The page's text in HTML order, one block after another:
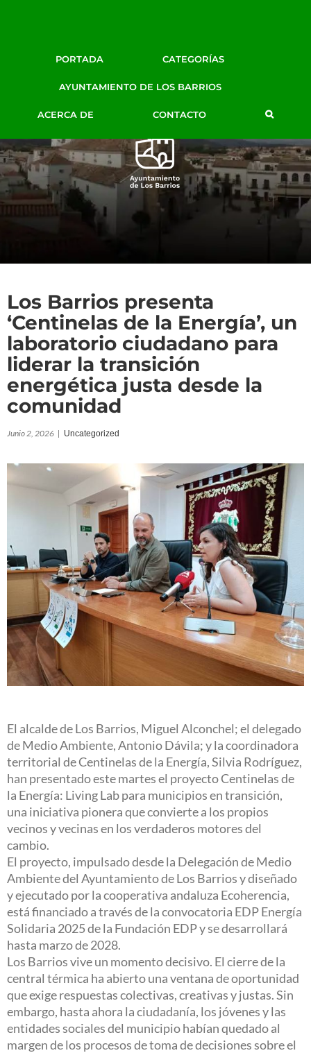
BLOG DE PRENSA
AYTO. LOS BARRIOS
PORTADA CATEGORÍAS
AYUNTAMIENTO DE LOS BARRIOS
ACERCA DE CONTACTO
Los Barrios presenta
‘Centinelas de la Energía’, un
laboratorio ciudadano para
liderar la transición
energética justa desde la
comunidad
Junio 2, 2026 | Uncategorized
El alcalde de Los Barrios, Miguel Alconchel; el delegado
de Medio Ambiente, Antonio Dávila; y la coordinadora
territorial de Centinelas de la Energía, Silvia Rodríguez,
han presentado este martes el proyecto Centinelas de
la Energía: Living Lab para municipios en transición,
una iniciativa pionera que convierte a los propios
vecinos y vecinas en los verdaderos motores del
cambio.
El proyecto, impulsado desde la Delegación de Medio
Ambiente del Ayuntamiento de Los Barrios y diseñado
y ejecutado por la cooperativa andaluza Ecoherencia,
está financiado a través de la convocatoria EDP Energía
Solidaria 2025 de la Fundación EDP y se desarrollará
hasta marzo de 2028.
Los Barrios vive un momento decisivo. El cierre de la
central térmica ha abierto una ventana de oportunidad
que exige respuestas colectivas, creativas y justas. Sin
embargo, hasta ahora la ciudadanía, los jóvenes y las
entidades sociales del municipio habían quedado al
margen de los procesos de toma de decisiones sobre el